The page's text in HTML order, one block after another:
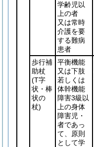
学齢児以
上の者
又は常時
介護を要
する難病
患者
歩行補
助杖
(T字
状・棒
状の
杖)
平衡機能
又は下肢
若しくは
体幹機能
障害3級以
上の身体
障害児・
者であっ
て、原則
として学